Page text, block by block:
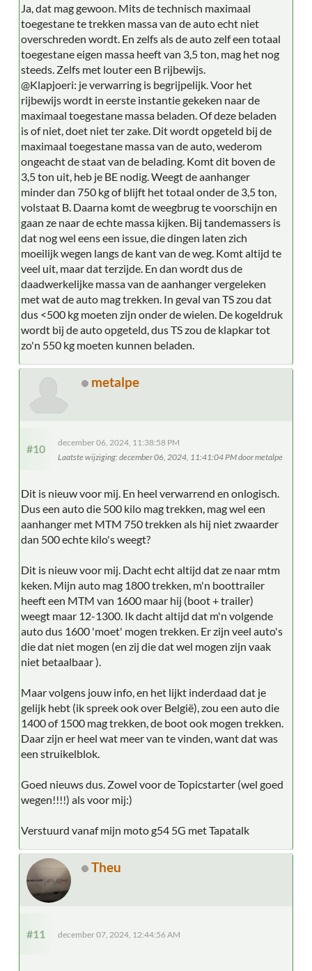
Ja, dat mag gewoon. Mits de technisch maximaal
toegestane te trekken massa van de auto echt niet
overschreden wordt. En zelfs als de auto zelf een totaal
toegestane eigen massa heeft van 3,5 ton, mag het nog
steeds. Zelfs met louter een B rijbewijs.
@Klapjoeri: je verwarring is begrijpelijk. Voor het
rijbewijs wordt in eerste instantie gekeken naar de
maximaal toegestane massa beladen. Of deze beladen
is of niet, doet niet ter zake. Dit wordt opgeteld bij de
maximaal toegestane massa van de auto, wederom
ongeacht de staat van de belading. Komt dit boven de
3,5 ton uit, heb je BE nodig. Weegt de aanhanger
minder dan 750 kg of blijft het totaal onder de 3,5 ton,
volstaat B. Daarna komt de weegbrug te voorschijn en
gaan ze naar de echte massa kijken. Bij tandemassers is
dat nog wel eens een issue, die dingen laten zich
moeilijk wegen langs de kant van de weg. Komt altijd te
veel uit, maar dat terzijde. En dan wordt dus de
daadwerkelijke massa van de aanhanger vergeleken
met wat de auto mag trekken. In geval van TS zou dat
dus <500 kg moeten zijn onder de wielen. De kogeldruk
wordt bij de auto opgeteld, dus TS zou de klapkar tot
zo'n 550 kg moeten kunnen beladen.
metalpe
#10
december 06, 2024, 11:38:58 PM
Laatste wijziging: december 06, 2024, 11:41:04 PM door metalpe
Dit is nieuw voor mij. En heel verwarrend en onlogisch.
Dus een auto die 500 kilo mag trekken, mag wel een
aanhanger met MTM 750 trekken als hij niet zwaarder
dan 500 echte kilo's weegt?
Dit is nieuw voor mij. Dacht echt altijd dat ze naar mtm
keken. Mijn auto mag 1800 trekken, m'n boottrailer
heeft een MTM van 1600 maar hij (boot + trailer)
weegt maar 12-1300. Ik dacht altijd dat m'n volgende
auto dus 1600 'moet' mogen trekken. Er zijn veel auto's
die dat niet mogen (en zij die dat wel mogen zijn vaak
niet betaalbaar ).
Maar volgens jouw info, en het lijkt inderdaad dat je
gelijk hebt (ik spreek ook over België), zou een auto die
1400 of 1500 mag trekken, de boot ook mogen trekken.
Daar zijn er heel wat meer van te vinden, want dat was
een struikelblok.
Goed nieuws dus. Zowel voor de Topicstarter (wel goed
wegen!!!!) als voor mij:)
Verstuurd vanaf mijn moto g54 5G met Tapatalk
Theu
#11 december 07, 2024, 12:44:56 AM